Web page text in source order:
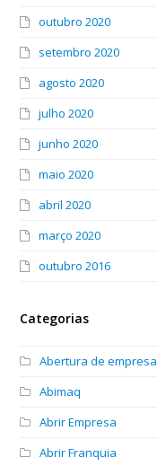
outubro 2020
setembro 2020
agosto 2020
julho 2020
junho 2020
maio 2020
abril 2020
março 2020
outubro 2016
Categorias
Abertura de empresa
Abimaq
Abrir Empresa
Abrir Franquia